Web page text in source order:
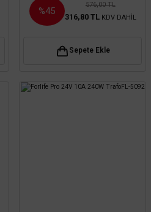
%45
576,00 TL
316,80 TL KDV DAHİL
Sepete Ekle